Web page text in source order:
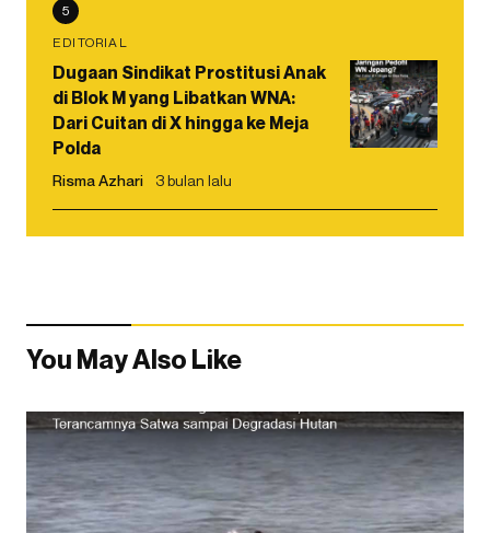
5
EDITORIAL
Dugaan Sindikat Prostitusi Anak
di Blok M yang Libatkan WNA:
Dari Cuitan di X hingga ke Meja
Polda
Risma Azhari 3 bulan lalu
You May Also Like